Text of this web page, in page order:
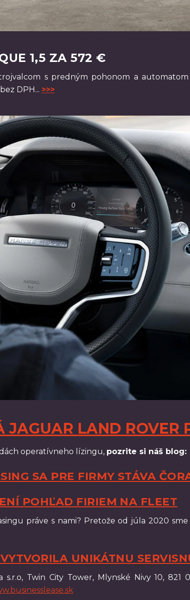
1,5 ZA 572 €
s predným pohonom a
bez DPH... >>>
JAGUAR LAND ROVER
operatívneho lízingu, pozrite si náš blog:
SA PRE FIRMY STÁVA
POHĽAD FIRIEM NA FLEET
práve s nami? Pretože od júla 2020
UNIKÁTNU
s.r.o, Twin City Tower, Mlynské Nivy 10,